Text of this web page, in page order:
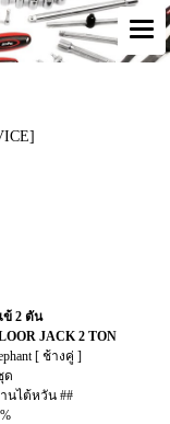
ข้ 2 ตัน
JACK 2 TON
[ ช้างคู่ ]
ด
นไต้หวัน ##